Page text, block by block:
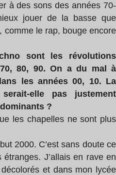
à des sons des années 70-
jouer de la basse que
comme le rap, bouge encore
sont les révolutions
80, 90. On a du mal à
les années 00, 10. La
elle pas justement
?
les chapelles ne sont plus
2000. C’est sans doute ce
J’allais en rave en
et dans mon lycée